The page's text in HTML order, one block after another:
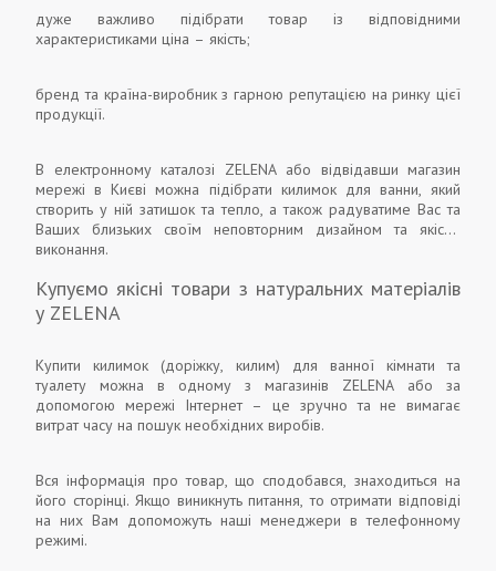
дуже важливо підібрати товар із відповідними
характеристиками ціна – якість;
бренд та країна-виробник з гарною репутацією на ринку цієї
продукції.
В електронному каталозі ZELENA або відвідавши магазин
мережі в Києві можна підібрати килимок для ванни, який
створить у ній затишок та тепло, а також радуватиме Вас та
Ваших близьких своїм неповторним дизайном та якістю
виконання.
Купуємо якісні товари з натуральних матеріалів
у ZELENA
Купити килимок (доріжку, килим) для ванної кімнати та
туалету можна в одному з магазинів ZELENA або за
допомогою мережі Інтернет – це зручно та не вимагає
витрат часу на пошук необхідних виробів.
Вся інформація про товар, що сподобався, знаходиться на
його сторінці. Якщо виникнуть питання, то отримати відповіді
на них Вам допоможуть наші менеджери в телефонному
режимі.